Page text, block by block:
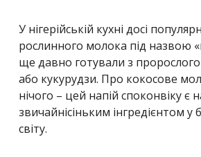
У нігерійській кухні досі
рослинного молока під назвою
ще давно готували з
або кукурудзи. Про кокосове
нічого – цей напій споконвіку є
звичайнісіньким інгредієнтом у
світу.